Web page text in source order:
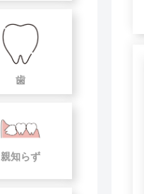
歯
親知らず